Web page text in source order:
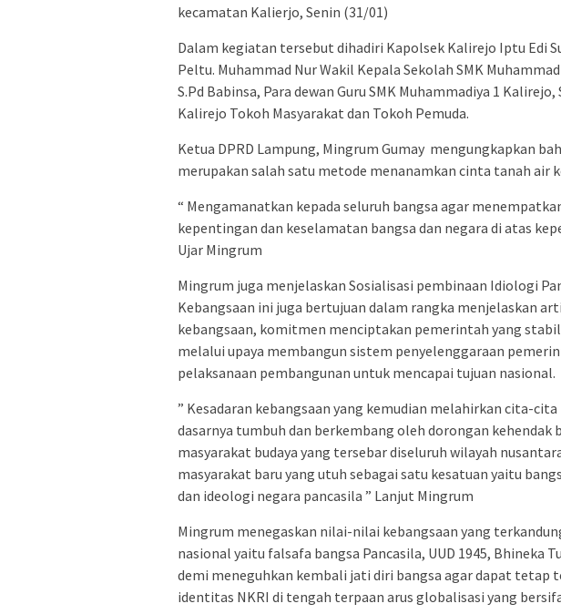
kecamatan Kalierjo, Senin (31/01)
Dalam kegiatan tersebut dihadiri Kapolsek Kalirejo Iptu Edi
Peltu. Muhammad Nur Wakil Kepala Sekolah SMK
S.Pd Babinsa, Para dewan Guru SMK Muhammadiya 1
Kalirejo Tokoh Masyarakat dan Tokoh Pemuda.
Ketua DPRD Lampung, Mingrum Gumay mengungkapkan
merupakan salah satu metode menanamkan cinta tanah air
“ Mengamanatkan kepada seluruh bangsa agar
kepentingan dan keselamatan bangsa dan negara di atas
Ujar Mingrum
Mingrum juga menjelaskan Sosialisasi pembinaan Idiologi
Kebangsaan ini juga bertujuan dalam rangka menjelaskan
kebangsaan, komitmen menciptakan pemerintah yang
melalui upaya membangun sistem penyelenggaraan
pelaksanaan pembangunan untuk mencapai tujuan nasional.
” Kesadaran kebangsaan yang kemudian melahirkan cita-
dasarnya tumbuh dan berkembang oleh dorongan kehendak
masyarakat budaya yang tersebar diseluruh wilayah
masyarakat baru yang utuh sebagai satu kesatuan yaitu
dan ideologi negara pancasila ” Lanjut Mingrum
Mingrum menegaskan nilai-nilai kebangsaan yang
nasional yaitu falsafa bangsa Pancasila, UUD 1945, Bhineka
demi meneguhkan kembali jati diri bangsa agar dapat tetap
identitas NKRI di tengah terpaan arus globalisasi yang